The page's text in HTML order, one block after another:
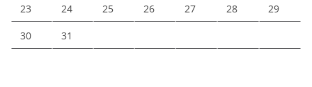
23 24 25 26 27 28 29
30 31